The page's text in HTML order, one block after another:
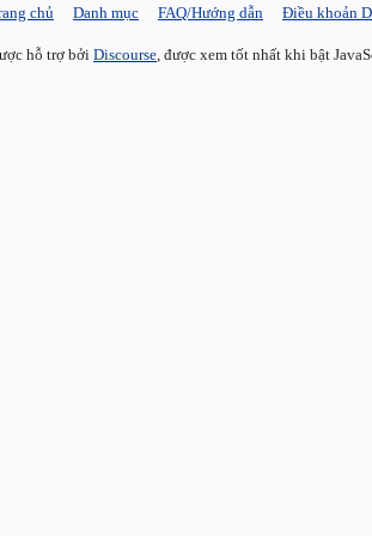
chủ Danh mục FAQ/Hướng dẫn Điều khoản
hỗ trợ bởi Discourse, được xem tốt nhất khi bật